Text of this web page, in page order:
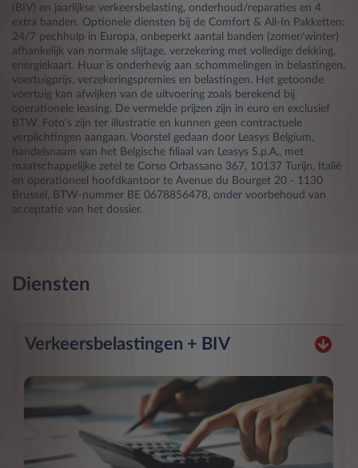
(BIV) en jaarlijkse verkeersbelasting, onderhoud/reparaties en 4
extra banden. Optionele diensten bij de Comfort & All-In Pakketten:
24/7 pechhulp in Europa, onbeperkt aantal banden (zomer/winter)
afhankelijk van normale slijtage, verzekering met volledige dekking,
energiekaart. Huur is onderhevig aan schommelingen in belastingen,
voertuigprijs, verzekeringspremies en belastingen. Het getoonde
voertuig kan afwijken van de uitvoering zoals berekend bij
operationele leasing. De vermelde prijzen zijn in euro en exclusief
BTW. Foto's zijn ter illustratie en kunnen geen contractuele
verplichtingen aangaan. Voorstel gedaan door Leasys Belgium,
handelsnaam van het Belgische filiaal van Leasys S.p.A., met
maatschappelijke zetel te Corso Orbassano 367, 10137 Turijn, Italië
en operationeel hoofdkantoor te Avenue du Bourget 20 - 1130
Brussel, BTW-nummer BE 0678856478, onder voorbehoud van
acceptatie van het dossier.
Diensten
Verkeersbelastingen + BIV